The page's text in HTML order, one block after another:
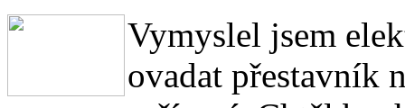
Vymyslel jsem
ovadat přestavník